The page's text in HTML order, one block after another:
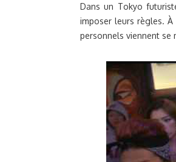
Dans un Tokyo
imposer leurs règles.
personnels viennent se